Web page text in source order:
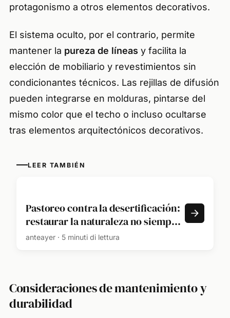
protagonismo a otros elementos decorativos.
El sistema oculto, por el contrario, permite
mantener la pureza de líneas y facilita la
elección de mobiliario y revestimientos sin
condicionantes técnicos. Las rejillas de difusión
pueden integrarse en molduras, pintarse del
mismo color que el techo o incluso ocultarse
tras elementos arquitectónicos decorativos.
LEER TAMBIÉN
Pastoreo contra la desertificación:
restaurar la naturaleza no siempre
significa plantar árboles
anteayer · 5 minuti di lettura
Consideraciones de mantenimiento y
durabilidad